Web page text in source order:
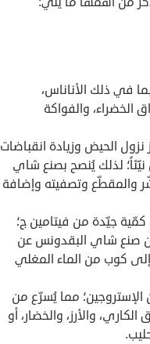
في ذلك الأناناس،
الخضراء، والفواكة
نزول الحيض وزيادة انقباضات
لذلك يُنصح بصنع شاي
والمقطّع وتصفيته وإضافة
جيّدة من فيتامين ج؛
صنع شاي البقدونس عن
كوب من الماء المغلي
مما يُسرّع من
والأرز، والخضار، أو